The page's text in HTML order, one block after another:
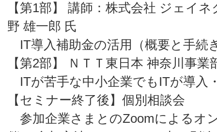
【第1部】 講師：株式会社 ジェイ
野 雄一郎 氏
IT導入補助金の活用（概要と手続
【第2部】 ＮＴＴ東日本 神奈川事業
ITが苦手な中小企業でもITが導入
【セミナー終了後】個別相談会
参加企業さまとのZoomによるオ